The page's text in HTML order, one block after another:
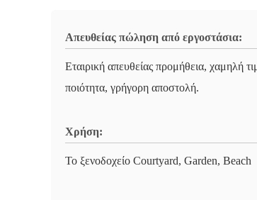
Απευθείας πώληση από εργοστάσια:
Εταιρική απευθείας προμήθεια, χαμηλή
ποιότητα, γρήγορη αποστολή.
Χρήση:
Το ξενοδοχείο Courtyard, Garden, Beach